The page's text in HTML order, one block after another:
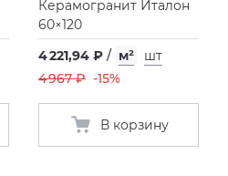
Керамогранит Италон
60×120
4 221,94 ₽ / м²
шт
4 967 ₽ -15%
В корзину